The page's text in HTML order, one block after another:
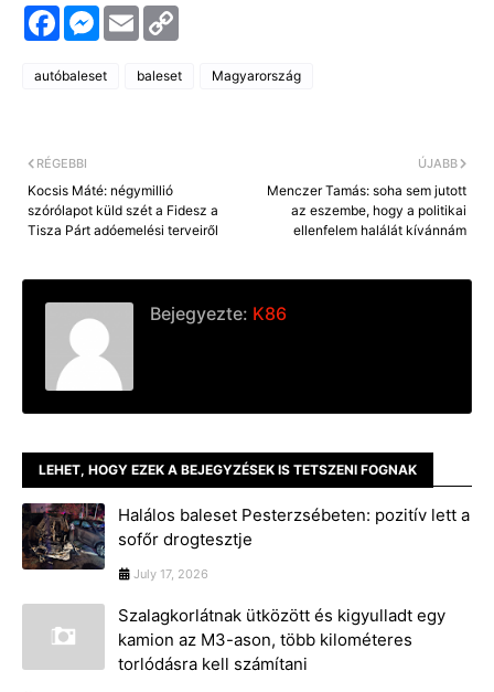
F
a
c
e
b
M
e
s
s
e
E
m
a
l
y
L
autóbaleset baleset Magyarország
ÚJABB
Menczer Tamás: soha sem jutott
az eszembe, hogy a politikai
ellenfelem halálát kívánnám
RÉGEBBI
Kocsis Máté: négymillió
szórólapot küld szét a Fidesz a
Tisza Párt adóemelési terveiről
Bejegyezte: K86
LEHET, HOGY EZEK A BEJEGYZÉSEK IS TETSZENI FOGNAK
Halálos baleset Pesterzsébeten: pozitív lett a
sofőr drogtesztje
July 17, 2026
Szalagkorlátnak ütközött és kigyulladt egy
kamion az M3-ason, több kilométeres
torlódásra kell számítani